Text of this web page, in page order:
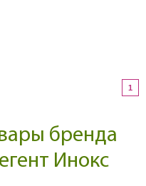
1
бренда
Инокс